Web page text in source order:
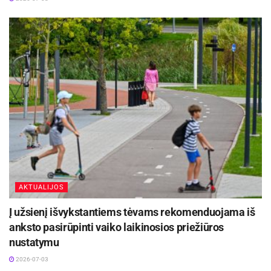
pakviesti apžiūrėti unikalią piešinių parodą
„Knygnešių portretai“, kurią pristatė Lazdijų meno
mokyklos Krosnos filialo dailės skyriaus
mokiniai, vadovaujami dailės mokytojos Jolitos
Jasevičienės.
Kai pagalvojame apie knygnešystę, mintyse
daugumai tikriausiai iškyla vyro, ant nugaros
atsargiai nešančio ryšulį lietuviškų knygų,
atvaizdas.
Žodžio „Knygnešys“ mums suprantama prasme
nėra kitose kalbose. Jis atsirado tamsiausiais
1864 – 1904 m., kuomet caro valdininkai
Lietuvai buvo uždraudę raštą.
AKTUALIJOS
Į užsienį išvykstantiems tėvams rekomenduojama iš
anksto pasirūpinti vaiko laikinosios priežiūros
nustatymu
2026-07-03